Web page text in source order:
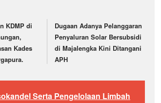
KDMP di
Kades
Dugaan Adanya Pelanggaran
Penyaluran Solar Bersubsidi
di Majalengka Kini Ditangani
APH
Serta Pengelolaan Limbah